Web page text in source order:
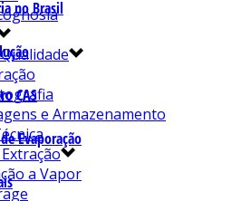
no Brasil
CAS
Evaporação
e Armazenamento
a Vapor